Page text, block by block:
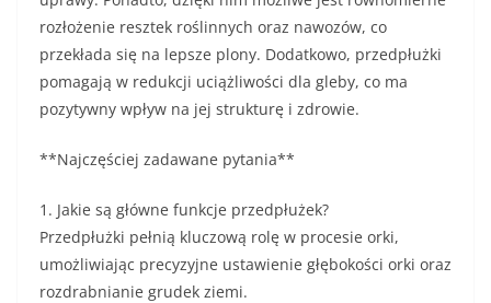
rozłożenie resztek roślinnych oraz nawozów, co
przekłada się na lepsze plony. Dodatkowo, przedpłużki
pomagają w redukcji uciążliwości dla gleby, co ma
pozytywny wpływ na jej strukturę i zdrowie.
**Najczęściej zadawane pytania**
1. Jakie są główne funkcje przedpłużek?
Przedpłużki pełnią kluczową rolę w procesie orki,
umożliwiając precyzyjne ustawienie głębokości orki oraz
rozdrabnianie grudek ziemi.